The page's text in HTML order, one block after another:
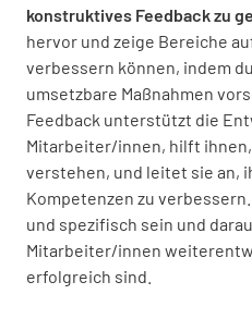
konstruktives Feedback zu
hervor und zeige Bereiche
verbessern können, indem
umsetzbare Maßnahmen
Feedback unterstützt die
Mitarbeiter/innen, hilft
verstehen, und leitet sie an,
Kompetenzen zu
und spezifisch sein und
Mitarbeiter/innen
erfolgreich sind.